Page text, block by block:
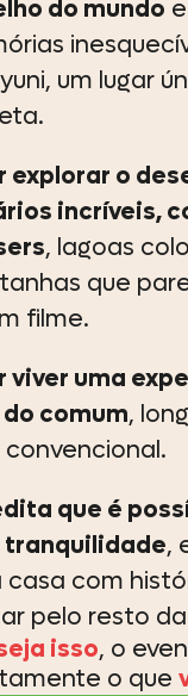
do mundo
um lugar
explorar o
incríveis,
, lagoas
que
filme.
viver uma
comum,
convencional.
que é
tranquilidade,
casa com
pelo resto
isso, o
o que